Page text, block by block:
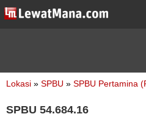
Lokasi » SPBU » SPBU Pertamina
SPBU 54.684.16